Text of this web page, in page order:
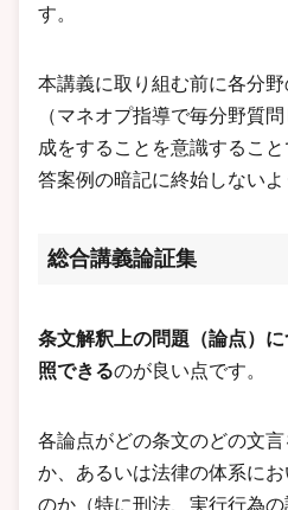
す。
本講義に取り組む前に各分
（マネオプ指導で毎分野質
成をすることを意識すること
答案例の暗記に終始しないよ
総合講義論証集
条文解釈上の問題（論点）
照できるのが良い点です。
各論点がどの条文のどの文
か、あるいは法律の体系に
のか（特に刑法、実行行為